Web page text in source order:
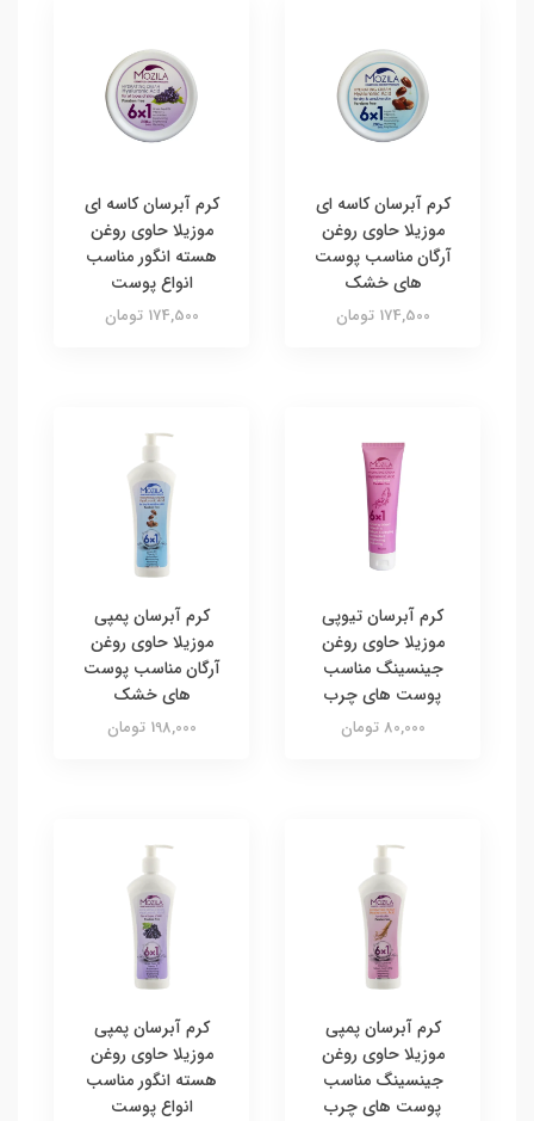
کرم آبرسان کاسه ای
موزیلا حاوی روغن
آرگان مناسب پوست
های خشک
174,500 تومان
کرم آبرسان کاسه ای
موزیلا حاوی روغن
هسته انگور مناسب
انواع پوست
174,500 تومان
کرم آبرسان تیوپی
موزیلا حاوی روغن
جینسینگ مناسب
پوست های چرب
80,000 تومان
کرم آبرسان پمپی
موزیلا حاوی روغن
آرگان مناسب پوست
های خشک
198,000 تومان
کرم آبرسان پمپی
موزیلا حاوی روغن
جینسینگ مناسب
پوست های چرب
کرم آبرسان پمپی
موزیلا حاوی روغن
هسته انگور مناسب
انواع پوست